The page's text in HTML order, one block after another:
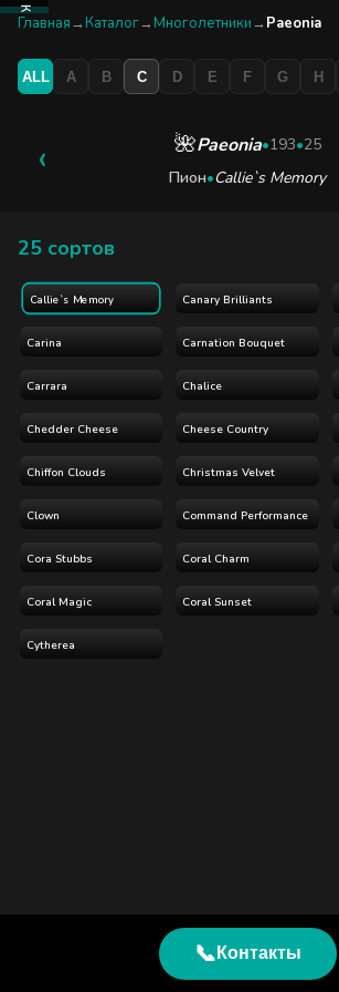
КАТАЛОГ
БУТИК
Главная→ Каталог→ Многолетники→ Paeonia
ALL A B C D E F G H
‹ 🌺Paeonia•193•25
Пион•Callie`s Memory
25 сортов
Callie`s Memory Canary Brilliants
Carina Carnation Bouquet
Carrara Chalice
Chedder Cheese Cheese Country
Chiffon Clouds Christmas Velvet
Clown Command Performance
Cora Stubbs Coral Charm
Coral Magic Coral Sunset
Cytherea
📞 Контакты